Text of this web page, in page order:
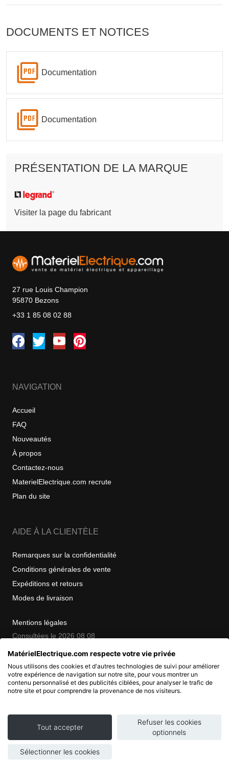
DOCUMENTS ET NOTICES
Documentation
Documentation
PRÉSENTATION DE LA MARQUE
Visiter la page du fabricant
27 rue Louis Champion
95870 Bezons
+33 1 85 08 02 88
NAVIGATION
Accueil
FAQ
Nouveautés
À propos
Contactez-nous
MaterielElectrique.com recrute
Plan du site
AIDE À LA CLIENTÈLE
Remarques sur la confidentialité
Conditions générales de vente
Expéditions et retours
Modes de livraison
Mentions légales
Consultées le 2026 08 08
COPYRIGHT
© 2007 - 2026 Nimbanet
MatérielElectrique.com respecte votre vie privée
Nous utilisons des cookies et d'autres technologies de suivi pour améliorer
votre expérience de navigation sur notre site, pour vous montrer un
contenu personnalisé et des publicités ciblées, pour analyser le trafic de
notre site et pour comprendre la provenance de nos visiteurs.
Tout accepter
Refuser les cookies
optionnels
Sélectionner les cookies